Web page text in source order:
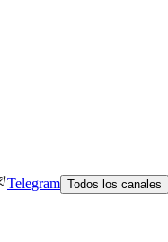
Telegram Todos los canales